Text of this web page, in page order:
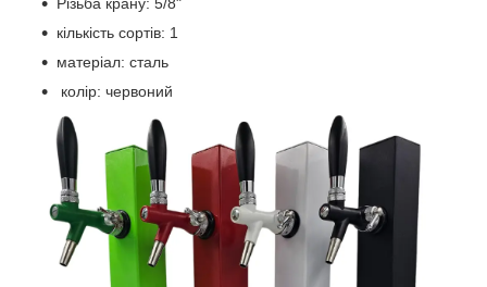
Різьба крану: 5/8"
кількість сортів: 1
матеріал: сталь
колір: червоний